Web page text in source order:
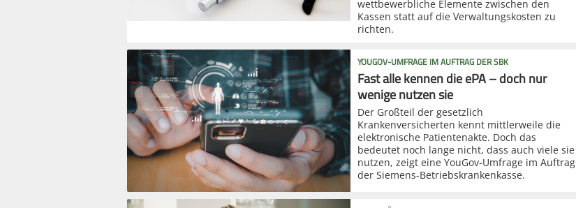
wettbewerbliche Elemente zwischen den
Kassen statt auf die Verwaltungskosten zu
richten.
YOUGOV-UMFRAGE IM AUFTRAG DER SBK
Fast alle kennen die ePA – doch nur
wenige nutzen sie
Der Großteil der gesetzlich
Krankenversicherten kennt mittlerweile die
elektronische Patientenakte. Doch das
bedeutet noch lange nicht, dass auch viele sie
nutzen, zeigt eine YouGov-Umfrage im Auftrag
der Siemens-Betriebskrankenkasse.